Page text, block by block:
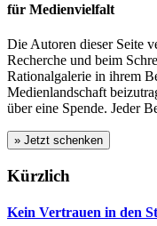
für Medienvielfalt
Die Autoren dieser Seite
Recherche und beim
Rationalgalerie in ihrem
Medienlandschaft
über eine Spende. Jeder
Kürzlich
Kein Vertrauen in den